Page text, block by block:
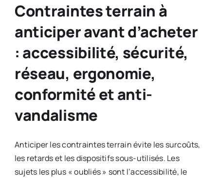
Contraintes terrain à
anticiper avant d’acheter
: accessibilité, sécurité,
réseau, ergonomie,
conformité et anti-
vandalisme
Anticiper les contraintes terrain évite les surcoûts,
les retards et les dispositifs sous-utilisés. Les
sujets les plus « oubliés » sont l’accessibilité, le